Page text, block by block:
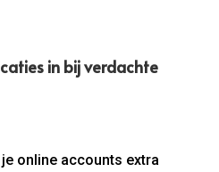
in bij verdachte
online accounts extra